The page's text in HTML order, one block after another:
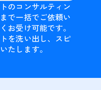
のコンサルティン
で一括でご依頼い
お受け可能です。
を洗い出し、スピ
たします。